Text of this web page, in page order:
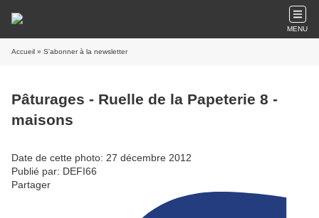
MENU
Accueil » S'abonner à la newsletter
Pâturages - Ruelle de la Papeterie 8 -
maisons
Date de cette photo: 27 décembre 2012
Publié par: DEFI66
Partager